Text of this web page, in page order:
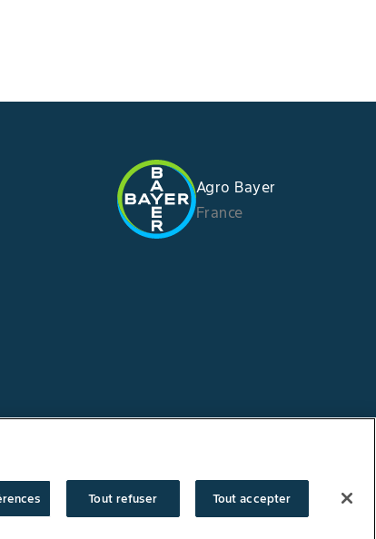
Agro Bayer
France
Tout refuser Tout accepter